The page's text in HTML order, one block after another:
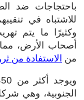
باحتجاجات ضد
للاشتباه في
وكثيرًا ما يتم
أصحاب الأرض،
من
الاستفادة من
الجنوبية، وهي